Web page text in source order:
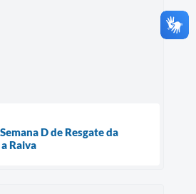
D de Resgate da
Raiva